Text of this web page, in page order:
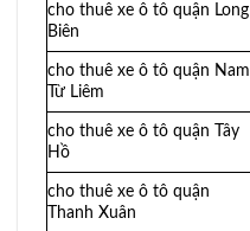
cho thuê xe ô tô quận Long
Biên
cho thuê xe ô tô quận Nam
Từ Liêm
cho thuê xe ô tô quận Tây
Hồ
cho thuê xe ô tô quận
Thanh Xuân